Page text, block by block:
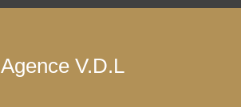
Agence V.D.L